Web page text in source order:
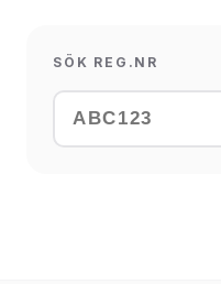
SÖK REG.NR